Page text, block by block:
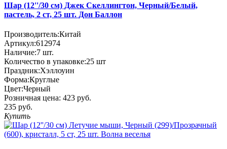
Шар (12''/30 см) Джек Скеллингтон, Черный/Белый,
пастель, 2 ст, 25 шт. Дон Баллон
Производитель:Китай
Артикул:612974
Наличие:7 шт.
Количество в упаковке:25 шт
Праздник:Хэллоуин
Форма:Круглые
Цвет:Черный
Розничная цена: 423 руб.
235 руб.
Купить